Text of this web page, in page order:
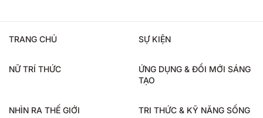
TRANG CHỦ SỰ KIỆN
NỮ TRÍ THỨC
ỨNG DỤNG & ĐỔI MỚI SÁNG
TẠO
NHÌN RA THẾ GIỚI TRI THỨC & KỸ NĂNG SỐNG